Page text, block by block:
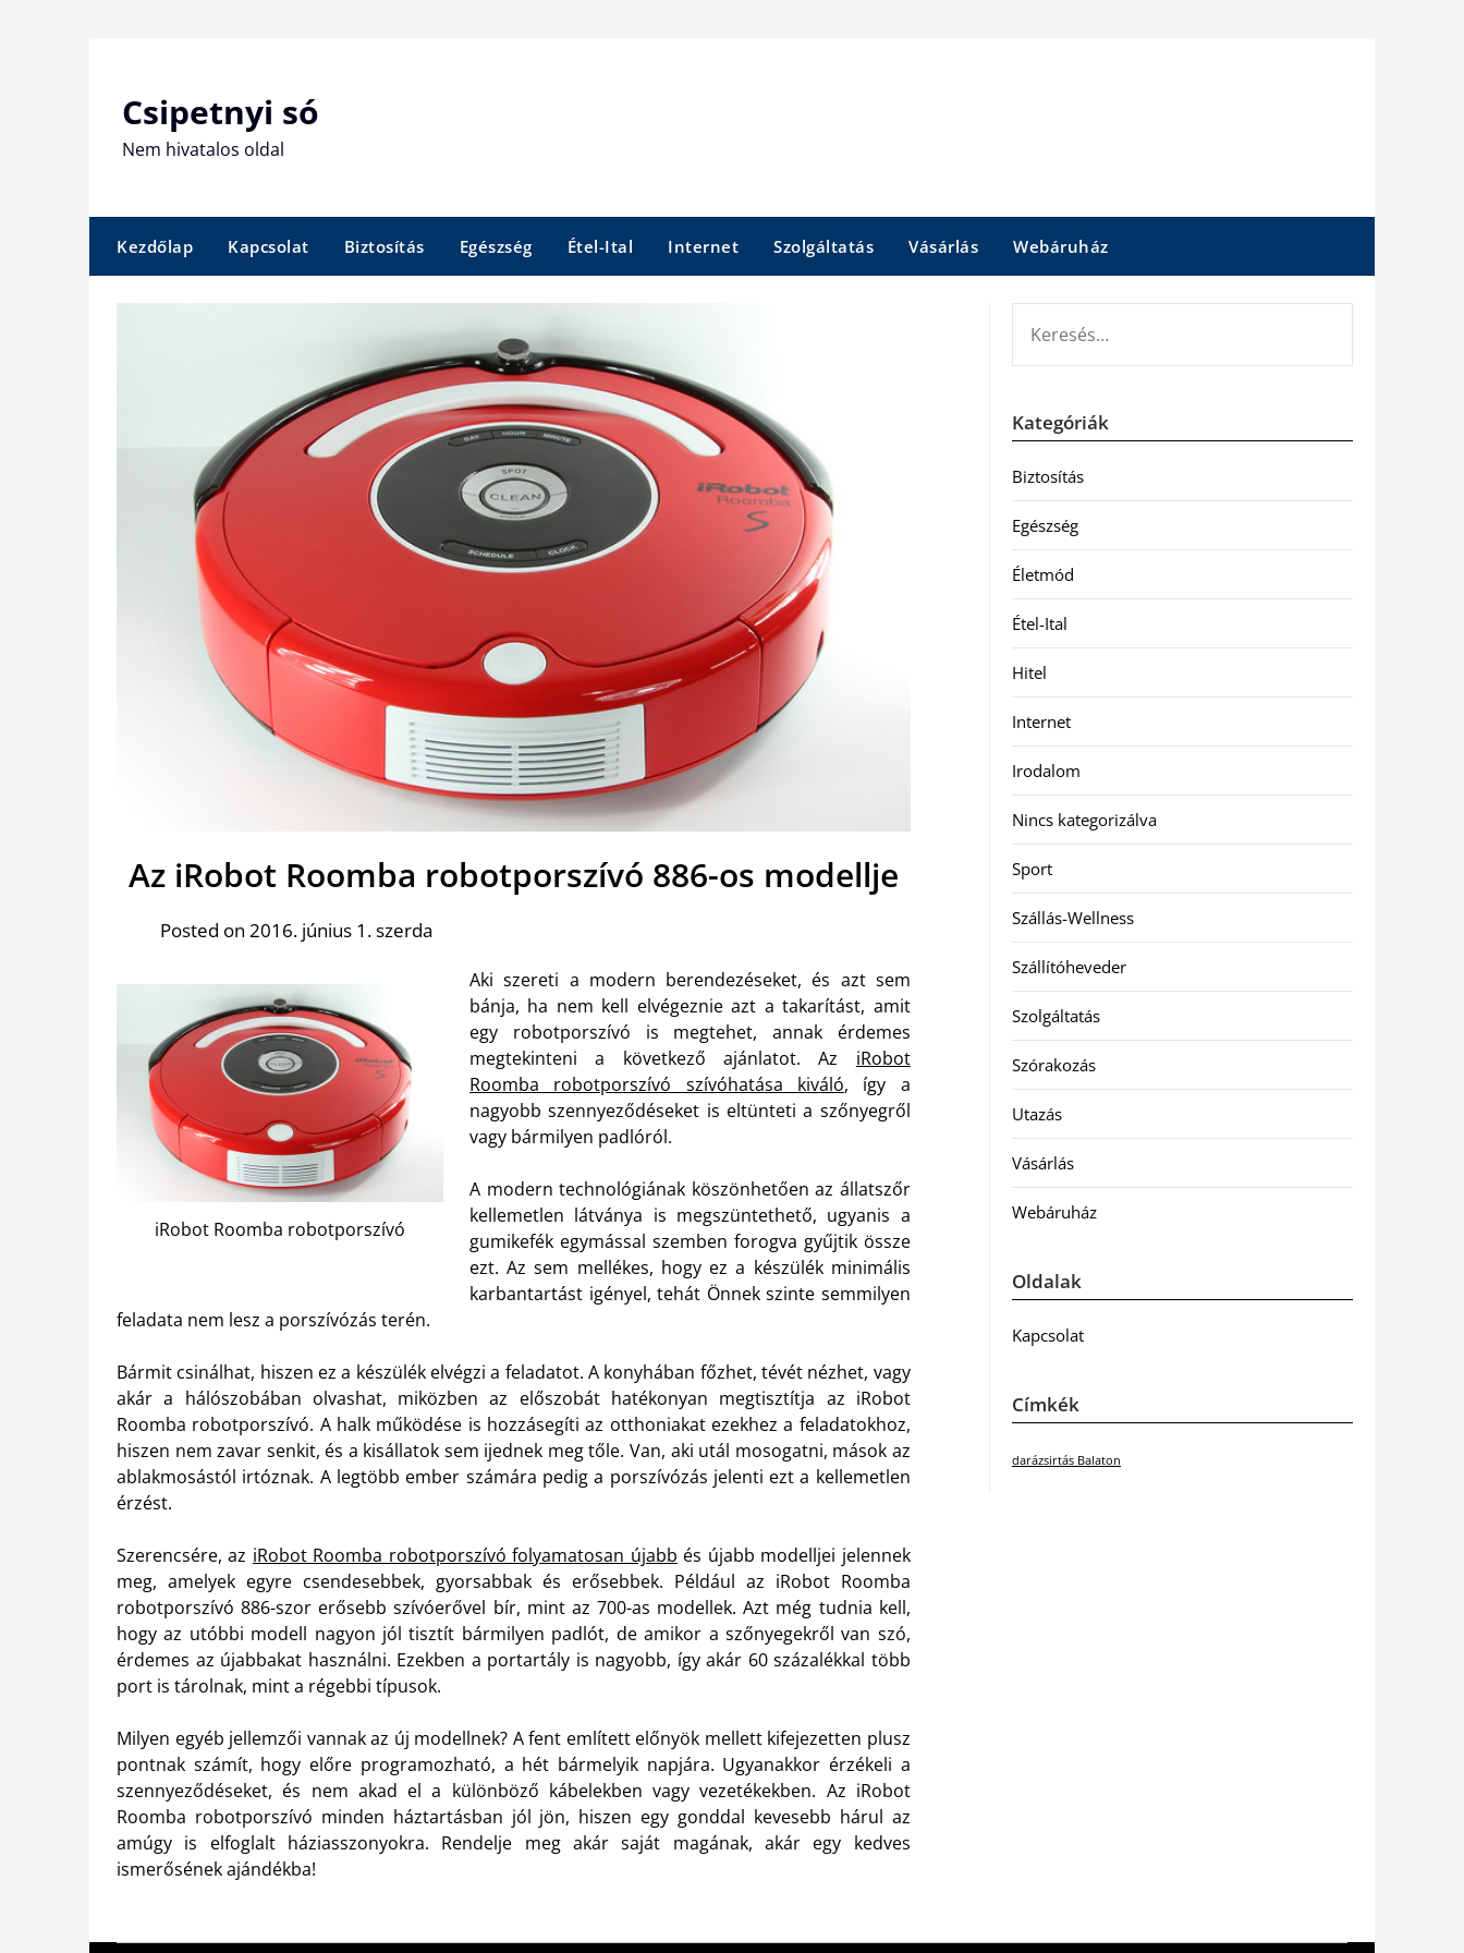
Csipetnyi só
Nem hivatalos oldal
Kezdőlap Kapcsolat Biztosítás Egészség Étel-Ital Internet Szolgáltatás Vásárlás Webáruház
Az iRobot Roomba robotporszívó 886-os modellje
Posted on 2016. június 1. szerda
iRobot Roomba robotporszívó
Aki szereti a modern berendezéseket, és azt sem
bánja, ha nem kell elvégeznie azt a takarítást, amit
egy robotporszívó is megtehet, annak érdemes
megtekinteni a következő ajánlatot. Az iRobot
Roomba robotporszívó szívóhatása kiváló, így a
nagyobb szennyeződéseket is eltünteti a szőnyegről
vagy bármilyen padlóról.
A modern technológiának köszönhetően az állatszőr
kellemetlen látványa is megszüntethető, ugyanis a
gumikefék egymással szemben forogva gyűjtik össze
ezt. Az sem mellékes, hogy ez a készülék minimális
karbantartást igényel, tehát Önnek szinte semmilyen
feladata nem lesz a porszívózás terén.
Bármit csinálhat, hiszen ez a készülék elvégzi a feladatot. A konyhában főzhet, tévét nézhet, vagy
akár a hálószobában olvashat, miközben az előszobát hatékonyan megtisztítja az iRobot
Roomba robotporszívó. A halk működése is hozzásegíti az otthoniakat ezekhez a feladatokhoz,
hiszen nem zavar senkit, és a kisállatok sem ijednek meg tőle. Van, aki utál mosogatni, mások az
ablakmosástól irtóznak. A legtöbb ember számára pedig a porszívózás jelenti ezt a kellemetlen
érzést.
Szerencsére, az iRobot Roomba robotporszívó folyamatosan újabb és újabb modelljei jelennek
meg, amelyek egyre csendesebbek, gyorsabbak és erősebbek. Például az iRobot Roomba
robotporszívó 886-szor erősebb szívóerővel bír, mint az 700-as modellek. Azt még tudnia kell,
hogy az utóbbi modell nagyon jól tisztít bármilyen padlót, de amikor a szőnyegekről van szó,
érdemes az újabbakat használni. Ezekben a portartály is nagyobb, így akár 60 százalékkal több
port is tárolnak, mint a régebbi típusok.
Milyen egyéb jellemzői vannak az új modellnek? A fent említett előnyök mellett kifejezetten plusz
pontnak számít, hogy előre programozható, a hét bármelyik napjára. Ugyanakkor érzékeli a
szennyeződéseket, és nem akad el a különböző kábelekben vagy vezetékekben. Az iRobot
Roomba robotporszívó minden háztartásban jól jön, hiszen egy gonddal kevesebb hárul az
amúgy is elfoglalt háziasszonyokra. Rendelje meg akár saját magának, akár egy kedves
ismerősének ajándékba!
Kategóriák
Biztosítás
Egészség
Életmód
Étel-Ital
Hitel
Internet
Irodalom
Nincs kategorizálva
Sport
Szállás-Wellness
Szállítóheveder
Szolgáltatás
Szórakozás
Utazás
Vásárlás
Webáruház
Oldalak
Kapcsolat
Címkék
darázsirtás Balaton